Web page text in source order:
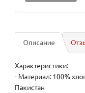
Описание
Характеристики:
- Материал: 100%
Пакистан